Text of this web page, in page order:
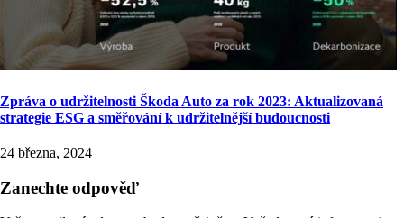
Zpráva o udržitelnosti Škoda Auto za rok 2023: Aktualizovaná
strategie ESG a směřování k udržitelnější budoucnosti
24 března, 2024
Zanechte odpověď